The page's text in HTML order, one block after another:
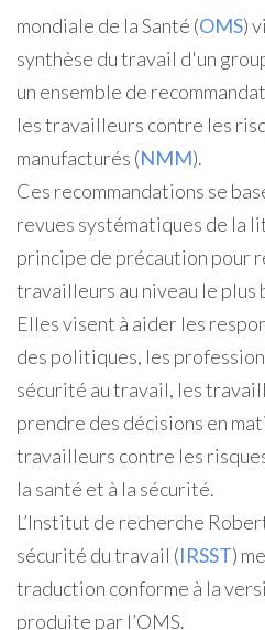
mondiale de la Santé (OMS)
synthèse du travail d'un
un ensemble de
les travailleurs contre les
manufacturés (NMM).
Ces recommandations se
revues systématiques de la
principe de précaution pour
travailleurs au niveau le plus
Elles visent à aider les
des politiques, les
sécurité au travail, les
prendre des décisions en
travailleurs contre les
la santé et à la sécurité.
L’Institut de recherche
sécurité du travail (IRSST)
traduction conforme à la
produite par l’OMS.